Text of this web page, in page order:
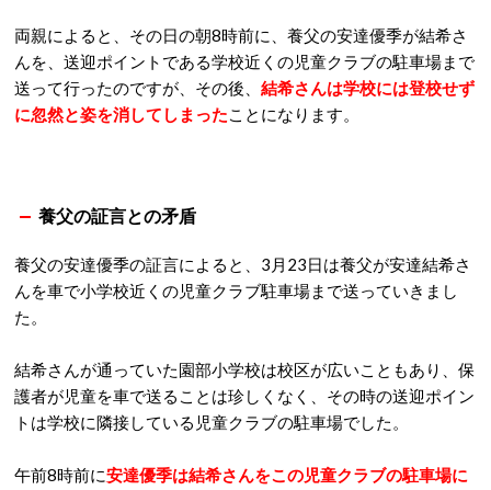
両親によると、その日の朝8時前に、養父の安達優季が結希さ
んを、送迎ポイントである学校近くの児童クラブの駐車場まで
送って行ったのですが、その後、 結希さんは学校には登校せず
に忽然と姿を消してしまったことになります。
養父の証言との矛盾
養父の安達優季の証言によると、3月23日は養父が安達結希さ
んを車で小学校近くの児童クラブ駐車場まで送っていきまし
た。
結希さんが通っていた園部小学校は校区が広いこともあり、保
護者が児童を車で送ることは珍しくなく、その時の送迎ポイン
トは学校に隣接している児童クラブの駐車場でした。
午前8時前に安達優季は結希さんをこの児童クラブの駐車場に